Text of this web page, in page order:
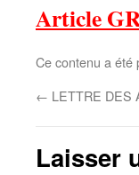
Article
Ce contenu a été
← LETTRE DES
Laisser